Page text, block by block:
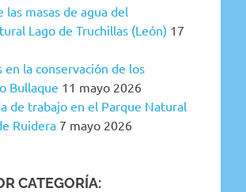
masas de agua del
Lago de Truchillas (León) 17
en la conservación de los
Bullaque 11 mayo 2026
de trabajo en el Parque Natural
Ruidera 7 mayo 2026
CATEGORÍA: